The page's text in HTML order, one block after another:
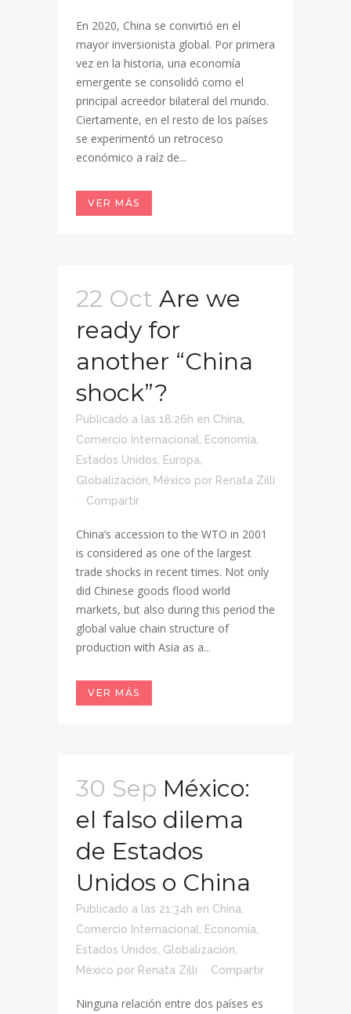
En 2020, China se convirtió en el
mayor inversionista global. Por primera
vez en la historia, una economía
emergente se consolidó como el
principal acreedor bilateral del mundo.
Ciertamente, en el resto de los países
se experimentó un retroceso
económico a raíz de...
VER MÁS
22 Oct Are we
ready for
another “China
shock”?
Publicado a las 18:26h en China
Comercio Internacional
Economía
Estados Unidos
Europa
Globalización
México por Renata Zilli
Compartir
China’s accession to the WTO in 2001
is considered as one of the largest
trade shocks in recent times. Not only
did Chinese goods flood world
markets, but also during this period the
global value chain structure of
production with Asia as a...
VER MÁS
30 Sep México:
el falso dilema
de Estados
Unidos o China
Publicado a las 21:34h en China
Comercio Internacional
Economía
Estados Unidos Globalización
México por Renata Zilli Compartir
Ninguna relación entre dos países es